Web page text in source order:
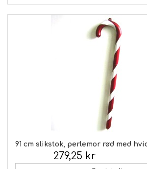
91 cm slikstok, perlemor rød med
279,25 kr